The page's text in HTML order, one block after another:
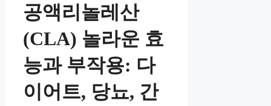
공액리놀레산
(CLA) 놀라운 효
능과 부작용: 다
이어트, 당뇨, 간